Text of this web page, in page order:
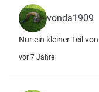
vonda1909
Nur ein kleiner Teil
vor 7 Jahre